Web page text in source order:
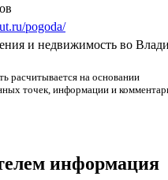
pogoda/
и недвижимость во
расчитывается на основании
точек, информации и
информация